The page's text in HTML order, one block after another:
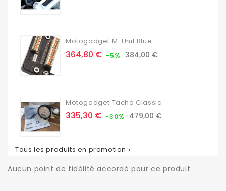
Motogadget M-Unit Blue
Prix
364,80 € -5% Prix
384,00 €
Motogadget Tacho Classic
Prix
335,30 € -30% Prix
479,00 €
Tous les produits en promotion 
Aucun point de fidélité accordé pour ce produit.